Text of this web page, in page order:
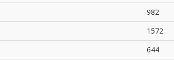
982
1572
644